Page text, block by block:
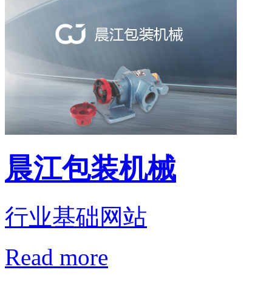
晨江包装机械
行业基础网站
Read more